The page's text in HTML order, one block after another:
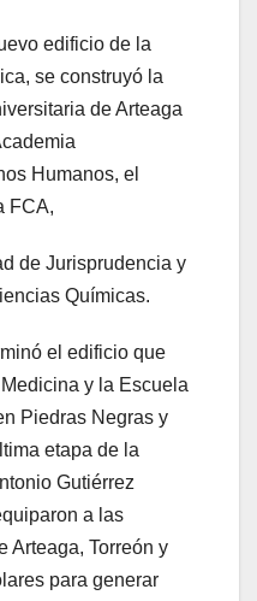
edificio de la
se construyó la
de Arteaga
Humanos, el
FCA,
de Jurisprudencia y
Químicas.
el edificio que
y la Escuela
Piedras Negras y
etapa de la
Gutiérrez
a las
Arteaga, Torreón y
para generar